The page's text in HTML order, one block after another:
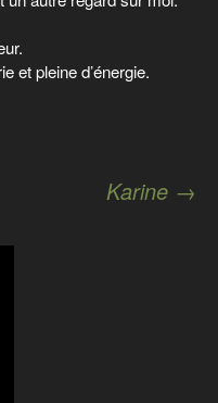
et pleine d’énergie.
Karine →